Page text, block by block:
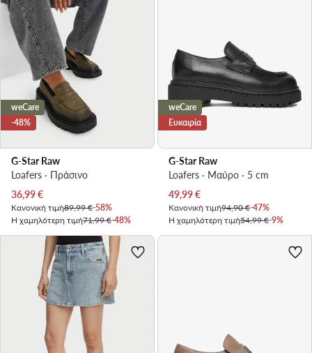
weCare
-48%
G-Star Raw
Loafers · Πράσινο
Τρέχουσα τιμή
36,99€
Κανονική τιμή89,99 €-58%
Η χαμηλότερη τιμή71,99 €-48%
weCare
Ευκαιρία
G-Star Raw
Loafers · Μαύρο · 5 cm
Τρέχουσα τιμή
49,99€
Κανονική τιμή94,90 €-47%
Η χαμηλότερη τιμή54,99 €-9%